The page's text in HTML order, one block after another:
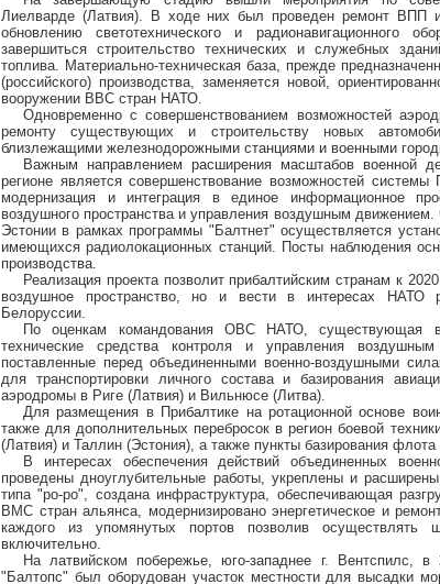
Лиелварде (Латвия). В ходе них был проведен ремонт ВПП
обновлению светотехнического и радионавигационного
завершиться строительство технических и служебных
топлива. Материально-техническая база, прежде
(российского) производства, заменяется новой,
вооружении ВВС стран НАТО.
Одновременно с совершенствованием возможностей
ремонту существующих и строительству новых
близлежащими железнодорожными станциями и военными
Важным направлением расширения масштабов военной
регионе является совершенствование возможностей
модернизация и интеграция в единое информационное
воздушного пространства и управления воздушным
Эстонии в рамках программы "Балтнет" осуществляется
имеющихся радиолокационных станций. Посты наблюдения
производства.
Реализация проекта позволит прибалтийским странам к
воздушное пространство, но и вести в интересах НАТО
Белоруссии.
По оценкам командования ОВС НАТО, существующая
технические средства контроля и управления
поставленные перед объединенными военно-воздушными
для транспортировки личного состава и базирования
аэродромы в Риге (Латвия) и Вильнюсе (Литва).
Для размещения в Прибалтике на ротационной основе
также для дополнительных перебросок в регион боевой
(Латвия) и Таллин (Эстония), а также пункты базирования
В интересах обеспечения действий объединенных
проведены дноуглубительные работы, укреплены и
типа "ро-ро", создана инфраструктура, обеспечивающая
ВМС стран альянса, модернизировано энергетическое и
каждого из упомянутых портов позволив осуществлять
включительно.
На латвийском побережье, юго-западнее г. Вентспилс,
"Балтопс" был оборудован участок местности для высадки